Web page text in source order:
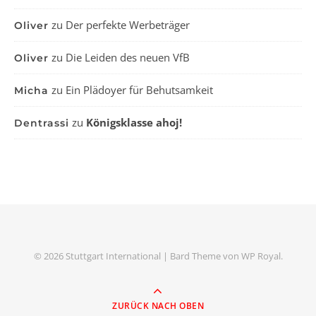
Oliver zu Der perfekte Werbeträger
Oliver zu Die Leiden des neuen VfB
Micha zu Ein Plädoyer für Behutsamkeit
Dentrassi zu Königsklasse ahoj!
© 2026 Stuttgart International | Bard Theme von WP Royal.
ZURÜCK NACH OBEN